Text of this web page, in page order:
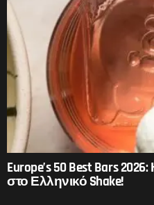
Europe’s 50 Best Bars
στο Ελληνικό Shake!